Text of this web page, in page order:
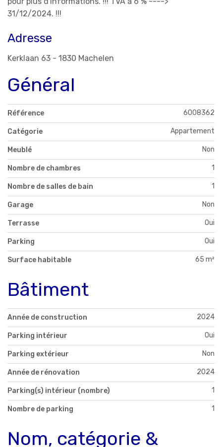
31/12/2024. !!!
Adresse
Kerklaan 63 - 1830 Machelen
Général
Référence 6008362
Catégorie Appartement
Meublé Non
Nombre de chambres 1
Nombre de salles de bain 1
Garage Non
Terrasse Oui
Parking Oui
Surface habitable 65 m²
Bâtiment
Année de construction 2024
Parking intérieur Oui
Parking extérieur Non
Année de rénovation 2024
Parking(s) intérieur (nombre) 1
Nombre de parking 1
Nom, catégorie &